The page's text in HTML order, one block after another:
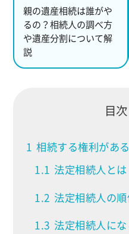
親の遺産相続は誰がや
るの？相続人の調べ方
や遺産分割について解
説
目次
1 相続する権利があ
1.1 法定相続人とは
1.2 法定相続人の
1.3 法定相続人に